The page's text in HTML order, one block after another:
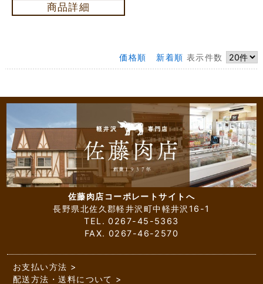
商品詳細
価格順 新着順 表示件数
佐藤肉店コーポレートサイトへ
長野県北佐久郡軽井沢町中軽井沢16-1
TEL. 0267-45-5363
FAX. 0267-46-2570
お支払い方法
配送方法・送料について